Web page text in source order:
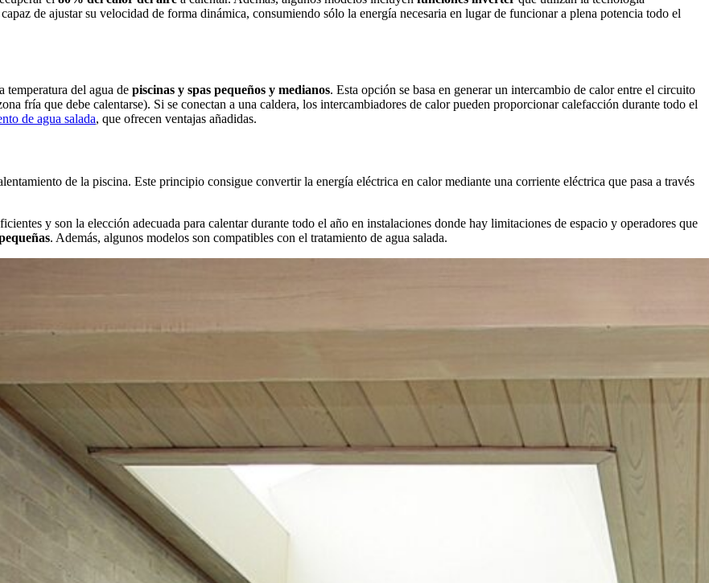
de ajustar su velocidad de forma dinámica, consumiendo sólo la energía necesaria en lugar de funcionar a plena potencia todo el
temperatura del agua de piscinas y spas pequeños y medianos. Esta opción se basa en generar un intercambio de calor entre el circuito
fría que debe calentarse). Si se conectan a una caldera, los intercambiadores de calor pueden proporcionar calefacción durante todo el
de agua salada, que ofrecen ventajas añadidas.
de la piscina. Este principio consigue convertir la energía eléctrica en calor mediante una corriente eléctrica que pasa a través
y son la elección adecuada para calentar durante todo el año en instalaciones donde hay limitaciones de espacio y operadores que
. Además, algunos modelos son compatibles con el tratamiento de agua salada.